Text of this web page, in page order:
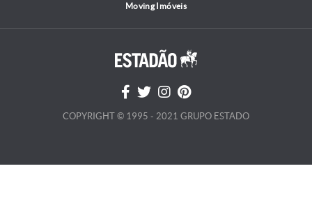
Moving Imóveis
COPYRIGHT © 1995 - 2021 GRUPO ESTADO